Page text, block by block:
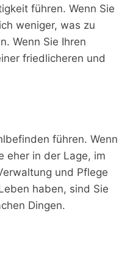
führen. Wenn Sie
weniger, was zu
Wenn Sie Ihren
friedlicheren und
führen. Wenn
eher in der Lage, im
und Pflege
haben, sind Sie
Dingen.